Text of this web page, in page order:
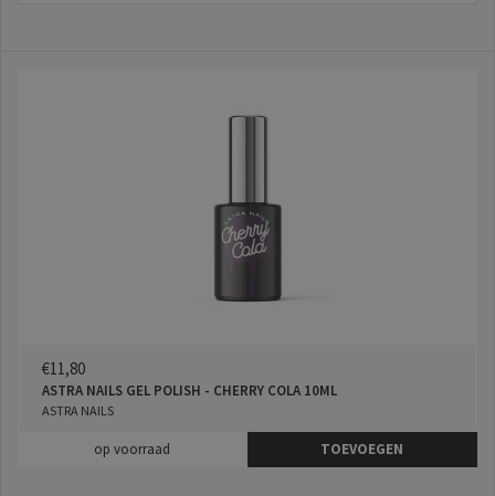
€11,80
ASTRA NAILS GEL POLISH - CHERRY COLA 10ML
ASTRA NAILS
op voorraad TOEVOEGEN